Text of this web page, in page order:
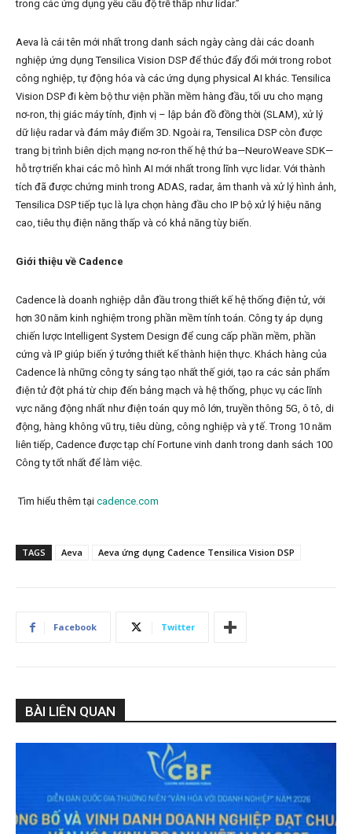
trong các ứng dụng yêu cầu độ trễ thấp như lidar.”
Aeva là cái tên mới nhất trong danh sách ngày càng dài các doanh
nghiệp ứng dụng Tensilica Vision DSP để thúc đẩy đổi mới trong robot
công nghiệp, tự động hóa và các ứng dụng physical AI khác. Tensilica
Vision DSP đi kèm bộ thư viện phần mềm hàng đầu, tối ưu cho mạng
nơ-ron, thị giác máy tính, định vị – lập bản đồ đồng thời (SLAM), xử lý
dữ liệu radar và đám mây điểm 3D. Ngoài ra, Tensilica DSP còn được
trang bị trình biên dịch mạng nơ-ron thế hệ thứ ba—NeuroWeave SDK—
hỗ trợ triển khai các mô hình AI mới nhất trong lĩnh vực lidar. Với thành
tích đã được chứng minh trong ADAS, radar, âm thanh và xử lý hình ảnh,
Tensilica DSP tiếp tục là lựa chọn hàng đầu cho IP bộ xử lý hiệu năng
cao, tiêu thụ điện năng thấp và có khả năng tùy biến.
Giới thiệu về Cadence
Cadence là doanh nghiệp dẫn đầu trong thiết kế hệ thống điện tử, với
hơn 30 năm kinh nghiệm trong phần mềm tính toán. Công ty áp dụng
chiến lược Intelligent System Design để cung cấp phần mềm, phần
cứng và IP giúp biến ý tưởng thiết kế thành hiện thực. Khách hàng của
Cadence là những công ty sáng tạo nhất thế giới, tạo ra các sản phẩm
điện tử đột phá từ chip đến bảng mạch và hệ thống, phục vụ các lĩnh
vực năng động nhất như điện toán quy mô lớn, truyền thông 5G, ô tô, di
động, hàng không vũ trụ, tiêu dùng, công nghiệp và y tế. Trong 10 năm
liên tiếp, Cadence được tạp chí Fortune vinh danh trong danh sách 100
Công ty tốt nhất để làm việc.
Tìm hiểu thêm tại cadence.com
TAGS Aeva Aeva ứng dụng Cadence Tensilica Vision DSP
Facebook Twitter
BÀI LIÊN QUAN